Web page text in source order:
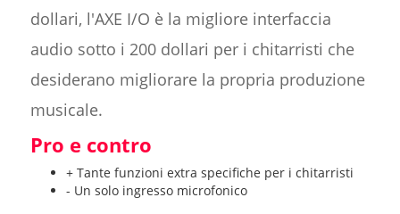
dollari, l'AXE I/O è la migliore interfaccia
audio sotto i 200 dollari per i chitarristi che
desiderano migliorare la propria produzione
musicale.
Pro e contro
+ Tante funzioni extra specifiche per i chitarristi
- Un solo ingresso microfonico